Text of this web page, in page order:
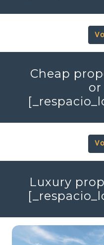
Cheap
Luxury